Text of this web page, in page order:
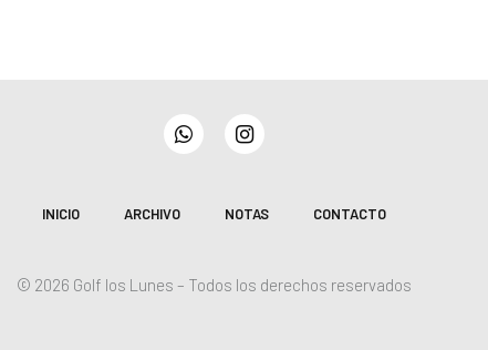
WhatsAppInstagram
INICIO ARCHIVO NOTAS CONTACTO
© 2026 Golf los Lunes – Todos los derechos reservados